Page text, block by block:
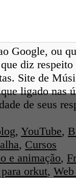
Google, ou
diz
Site de
ligado nas
de seus
, YouTube,
, Cursos
e animação,
orkut,